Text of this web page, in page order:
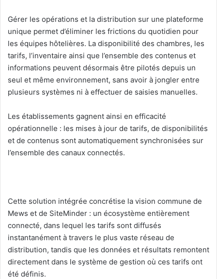
Gérer les opérations et la distribution sur une plateforme
unique permet d’éliminer les frictions du quotidien pour
les équipes hôtelières. La disponibilité des chambres, les
tarifs, l’inventaire ainsi que l’ensemble des contenus et
informations peuvent désormais être pilotés depuis un
seul et même environnement, sans avoir à jongler entre
plusieurs systèmes ni à effectuer de saisies manuelles.
Les établissements gagnent ainsi en efficacité
opérationnelle : les mises à jour de tarifs, de disponibilités
et de contenus sont automatiquement synchronisées sur
l’ensemble des canaux connectés.
Cette solution intégrée concrétise la vision commune de
Mews et de SiteMinder : un écosystème entièrement
connecté, dans lequel les tarifs sont diffusés
instantanément à travers le plus vaste réseau de
distribution, tandis que les données et résultats remontent
directement dans le système de gestion où ces tarifs ont
été définis.